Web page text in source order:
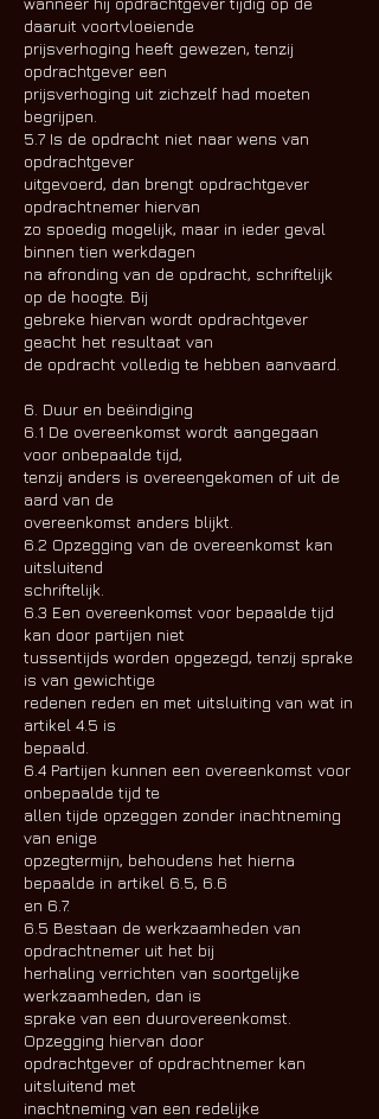
daaruit voortvloeiende
prijsverhoging heeft gewezen, tenzij
opdrachtgever een
prijsverhoging uit zichzelf had moeten
begrijpen.
5.7 Is de opdracht niet naar wens van
opdrachtgever
uitgevoerd, dan brengt opdrachtgever
opdrachtnemer hiervan
zo spoedig mogelijk, maar in ieder geval
binnen tien werkdagen
na afronding van de opdracht, schriftelijk
op de hoogte. Bij
gebreke hiervan wordt opdrachtgever
geacht het resultaat van
de opdracht volledig te hebben aanvaard.
6. Duur en beëindiging
6.1 De overeenkomst wordt aangegaan
voor onbepaalde tijd,
tenzij anders is overeengekomen of uit de
aard van de
overeenkomst anders blijkt.
6.2 Opzegging van de overeenkomst kan
uitsluitend
schriftelijk.
6.3 Een overeenkomst voor bepaalde tijd
kan door partijen niet
tussentijds worden opgezegd, tenzij sprake
is van gewichtige
redenen reden en met uitsluiting van wat in
artikel 4.5 is
bepaald.
6.4 Partijen kunnen een overeenkomst voor
onbepaalde tijd te
allen tijde opzeggen zonder inachtneming
van enige
opzegtermijn, behoudens het hierna
bepaalde in artikel 6.5, 6.6
en 6.7.
6.5 Bestaan de werkzaamheden van
opdrachtnemer uit het bij
herhaling verrichten van soortgelijke
werkzaamheden, dan is
sprake van een duurovereenkomst.
Opzegging hiervan door
opdrachtgever of opdrachtnemer kan
uitsluitend met
inachtneming van een redelijke